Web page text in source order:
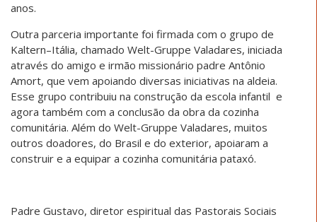
anos.
Outra parceria importante foi firmada com o grupo de
Kaltern–Itália, chamado Welt-Gruppe Valadares, iniciada
através do amigo e irmão missionário padre Antônio
Amort, que vem apoiando diversas iniciativas na aldeia.
Esse grupo contribuiu na construção da escola infantil e
agora também com a conclusão da obra da cozinha
comunitária. Além do Welt-Gruppe Valadares, muitos
outros doadores, do Brasil e do exterior, apoiaram a
construir e a equipar a cozinha comunitária pataxó.
Padre Gustavo, diretor espiritual das Pastorais Sociais